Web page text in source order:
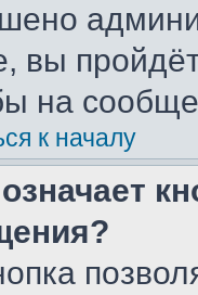
вы
на
к началу